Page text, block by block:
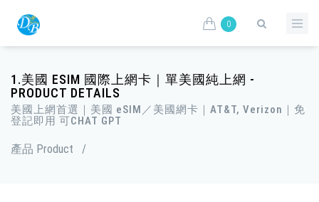
0
1.美國 ESIM 國際上網卡｜單美國純上網 -
PRODUCT DETAILS
美國上網首選｜美國 eSIM／美國網卡｜AT&T, Verizon｜免
登記即用 可CHAT GPT
產品 Product /